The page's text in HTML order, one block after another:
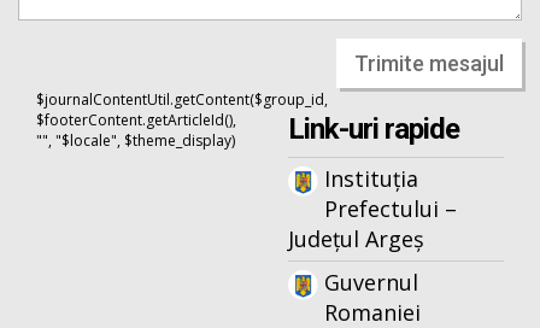
Trimite mesajul
$journalContentUtil.getContent($group_id,
$footerContent.getArticleId(),
"", "$locale", $theme_display)
Link-uri rapide
Instituția
Prefectului –
Județul Argeș
Guvernul
Romaniei